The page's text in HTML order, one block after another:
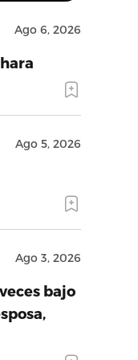
Ago 6, 2026
Ago 5, 2026
Ago 3, 2026
bajo